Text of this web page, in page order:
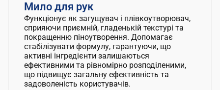
Мило для рук
Функціонує як загущувач і плівкоутворювач,
сприяючи приємній, гладенькій текстурі та
покращенню піноутворення. Допомагає
стабілізувати формулу, гарантуючи, що
активні інгредієнти залишаються
ефективними та рівномірно розподіленими,
що підвищує загальну ефективність та
задоволеність користувачів.